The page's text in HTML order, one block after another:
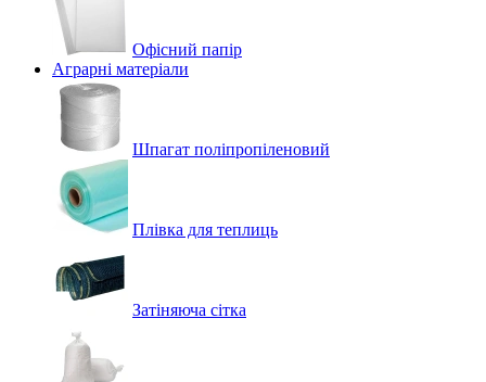
Офісний папір
Аграрні матеріали
Шпагат поліпропіленовий
Плівка для теплиць
Затіняюча сітка